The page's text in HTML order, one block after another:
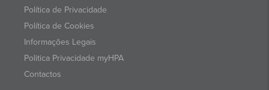
Política de Privacidade
Política de Cookies
Informações Legais
Politica Privacidade myHPA
Contactos